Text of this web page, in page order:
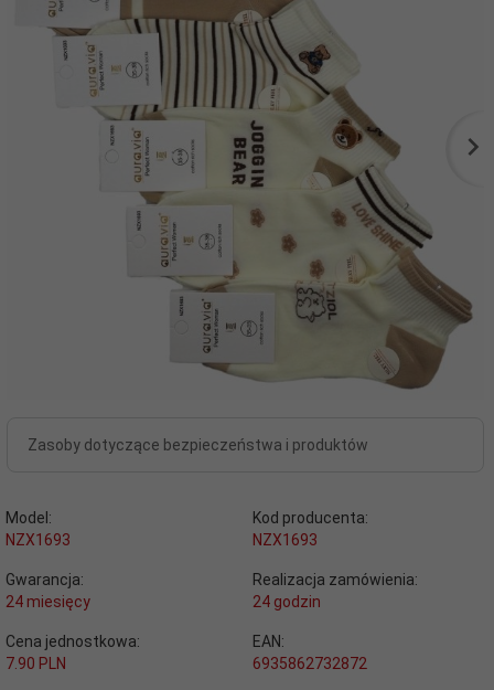
Zasoby dotyczące bezpieczeństwa i produktów
Model:
NZX1693
Kod producenta:
NZX1693
Gwarancja:
24 miesięcy
Realizacja zamówienia:
24 godzin
Cena jednostkowa:
7.90 PLN
EAN:
6935862732872